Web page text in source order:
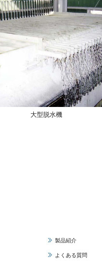
大型脱水機
製品紹介
よくある質問